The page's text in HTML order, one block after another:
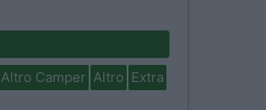
Altro Camper Altro Extra